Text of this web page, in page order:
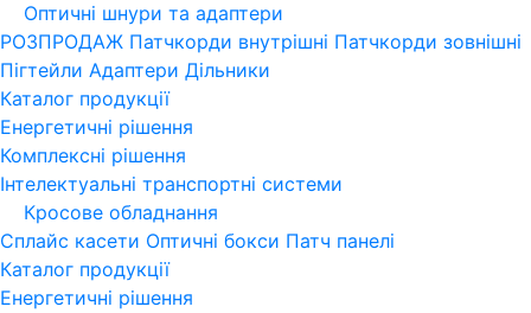
Оптичні шнури та адаптери
РОЗПРОДАЖ Патчкорди внутрішні Патчкорди зовнішні
Пігтейли Адаптери Дільники
Каталог продукції
Енергетичні рішення
Комплексні рішення
Інтелектуальні транспортні системи
Кросове обладнання
Сплайс касети Оптичні бокси Патч панелі
Каталог продукції
Енергетичні рішення